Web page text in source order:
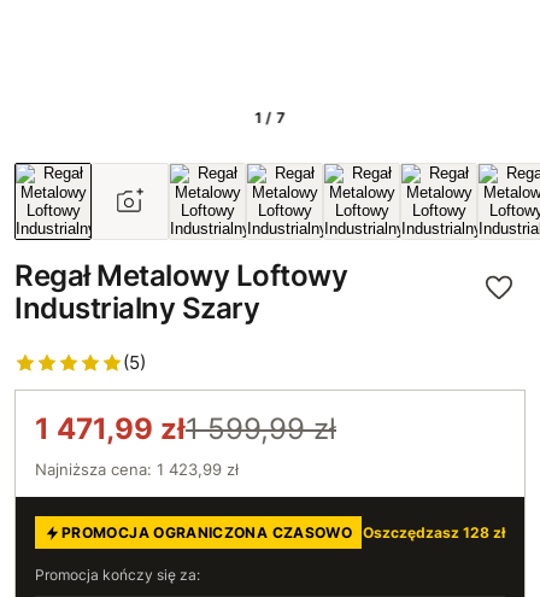
1 / 7
Regał Metalowy Loftowy
Industrialny Szary
(5)
1 471,99 zł1 599,99 zł
Najniższa cena: 1 423,99 zł
PROMOCJA OGRANICZONA CZASOWO Oszczędzasz 128 zł
Promocja kończy się za: